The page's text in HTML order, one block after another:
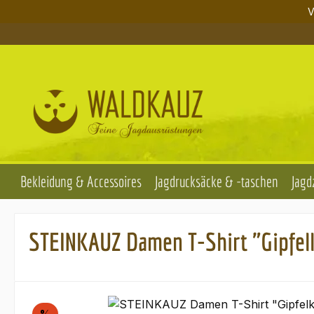
Bekleidung & Accessoires Jagdrucksäcke & -taschen
STEINKAUZ Damen T-Shirt
Bildergalerie überspringen